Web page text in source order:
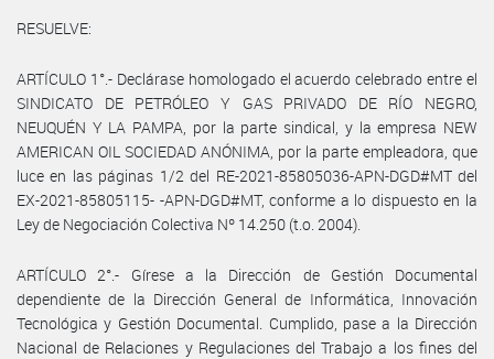
RESUELVE:
ARTÍCULO 1°.- Declárase homologado el acuerdo celebrado entre el
SINDICATO DE PETRÓLEO Y GAS PRIVADO DE RÍO NEGRO,
NEUQUÉN Y LA PAMPA, por la parte sindical, y la empresa NEW
AMERICAN OIL SOCIEDAD ANÓNIMA, por la parte empleadora, que
luce en las páginas 1/2 del RE-2021-85805036-APN-DGD#MT del
EX-2021-85805115- -APN-DGD#MT, conforme a lo dispuesto en la
Ley de Negociación Colectiva Nº 14.250 (t.o. 2004).
ARTÍCULO 2°.- Gírese a la Dirección de Gestión Documental
dependiente de la Dirección General de Informática, Innovación
Tecnológica y Gestión Documental. Cumplido, pase a la Dirección
Nacional de Relaciones y Regulaciones del Trabajo a los fines del